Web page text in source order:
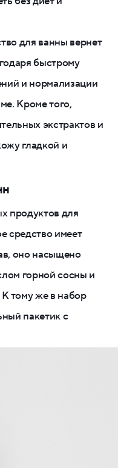
для ванны вернет
быстрому
и нормализации
Кроме того,
экстрактов и
гладкой и
продуктов для
средство имеет
оно насыщено
горной сосны и
тому же в набор
пакетик с